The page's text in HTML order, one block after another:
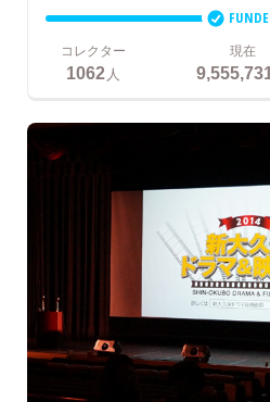
コレクター
1062 人
現在